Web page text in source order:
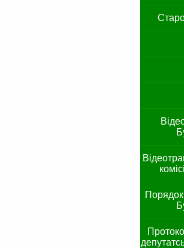
Порядок